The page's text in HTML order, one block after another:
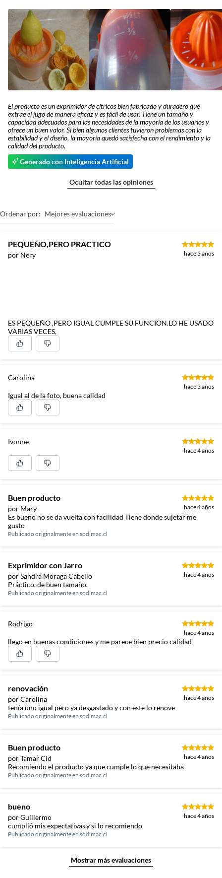
El producto es un exprimidor de cítricos bien fabricado y duradero que
extrae el jugo de manera eficaz y es fácil de usar. Tiene un tamaño y
capacidad adecuados para las necesidades de la mayoría de los usuarios y
ofrece un buen valor. Si bien algunos clientes tuvieron problemas con la
estabilidad y el diseño, la mayoría quedó satisfecha con el rendimiento y la
calidad del producto.
Generado con Inteligencia Artificial
Ocultar todas las opiniones
Ordenar por: Mejores evaluaciones
PEQUEÑO,PERO PRACTICO
por Nery hace 3 años
ES PEQUEÑO ,PERO IGUAL CUMPLE SU FUNCION.LO HE USADO
VARIAS VECES,
Carolina
hace 3 años
Igual al de la foto, buena calidad
Ivonne
hace 4 años
Buen producto
por Mary hace 4 años
Es bueno no se da vuelta con facilidad Tiene donde sujetar me
gusto
Publicado originalmente en sodimac.cl
Exprimidor con Jarro
por Sandra Moraga Cabello hace 4 años
Práctico, de buen tamaño.
Publicado originalmente en sodimac.cl
Rodrigo
hace 4 años
llego en buenas condiciones y me parece bien precio calidad
renovación
por Carolina hace 4 años
tenía uno igual pero ya desgastado y con este lo renove
Publicado originalmente en sodimac.cl
Buen producto
por Tamar Cid hace 4 años
Recomiendo el producto ya que cumple lo que necesitaba
Publicado originalmente en sodimac.cl
bueno
por Guillermo hace 4 años
cumplió mis expectativas,y si lo recomiendo
Publicado originalmente en sodimac.cl
Mostrar más evaluaciones